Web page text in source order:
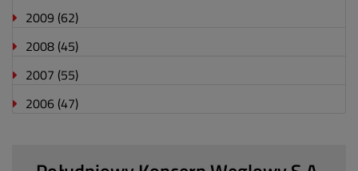
2009 (62)
2008 (45)
2007 (55)
2006 (47)